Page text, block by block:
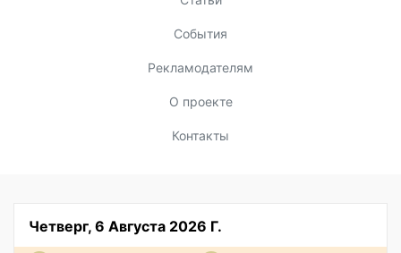
События
Рекламодателям
О проекте
Контакты
Четверг, 6 Августа 2026 Г.